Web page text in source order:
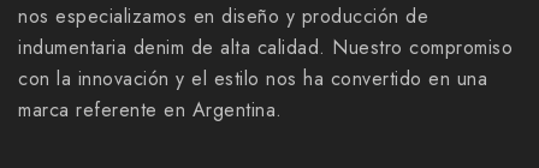
nos especializamos en diseño y producción de
indumentaria denim de alta calidad. Nuestro compromiso
con la innovación y el estilo nos ha convertido en una
marca referente en Argentina.